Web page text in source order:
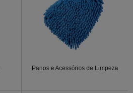
Panos e Acessórios de Limpeza